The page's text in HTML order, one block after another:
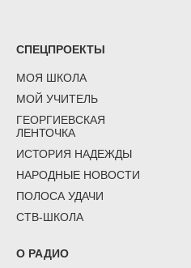
СПЕЦПРОЕКТЫ
МОЯ ШКОЛА
МОЙ УЧИТЕЛЬ
ГЕОРГИЕВСКАЯ
ЛЕНТОЧКА
ИСТОРИЯ НАДЕЖДЫ
НАРОДНЫЕ НОВОСТИ
ПОЛОСА УДАЧИ
СТВ-ШКОЛА
О РАДИО